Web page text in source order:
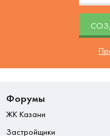
Форумы
ЖК Казани
Застройщики